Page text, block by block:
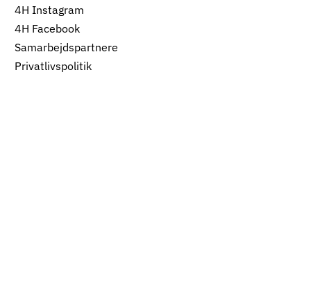
4H Instagram
4H Facebook
Samarbejdspartnere
Privatlivspolitik